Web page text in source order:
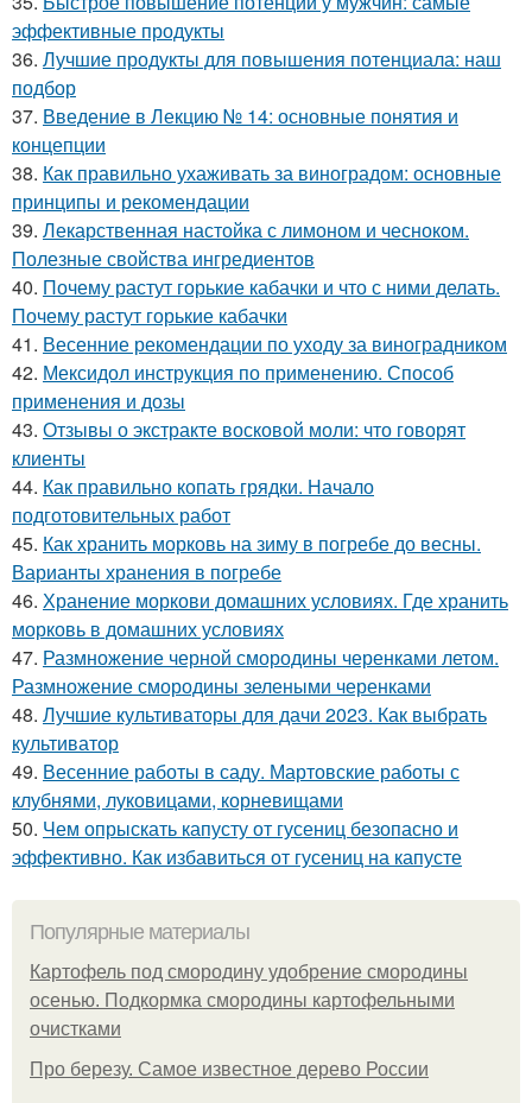
эффективные продукты
36. Лучшие продукты для повышения потенциала: наш
подбор
37. Введение в Лекцию № 14: основные понятия и
концепции
38. Как правильно ухаживать за виноградом: основные
принципы и рекомендации
39. Лекарственная настойка с лимоном и чесноком.
Полезные свойства ингредиентов
40. Почему растут горькие кабачки и что с ними делать.
Почему растут горькие кабачки
41. Весенние рекомендации по уходу за виноградником
42. Мексидол инструкция по применению. Способ
применения и дозы
43. Отзывы о экстракте восковой моли: что говорят
клиенты
44. Как правильно копать грядки. Начало
подготовительных работ
45. Как хранить морковь на зиму в погребе до весны.
Варианты хранения в погребе
46. Хранение моркови домашних условиях. Где хранить
морковь в домашних условиях
47. Размножение черной смородины черенками летом.
Размножение смородины зелеными черенками
48. Лучшие культиваторы для дачи 2023. Как выбрать
культиватор
49. Весенние работы в саду. Мартовские работы с
клубнями, луковицами, корневищами
50. Чем опрыскать капусту от гусениц безопасно и
эффективно. Как избавиться от гусениц на капусте
Популярные материалы
Картофель под смородину удобрение смородины
осенью. Подкормка смородины картофельными
очистками
Про березу. Самое известное дерево России